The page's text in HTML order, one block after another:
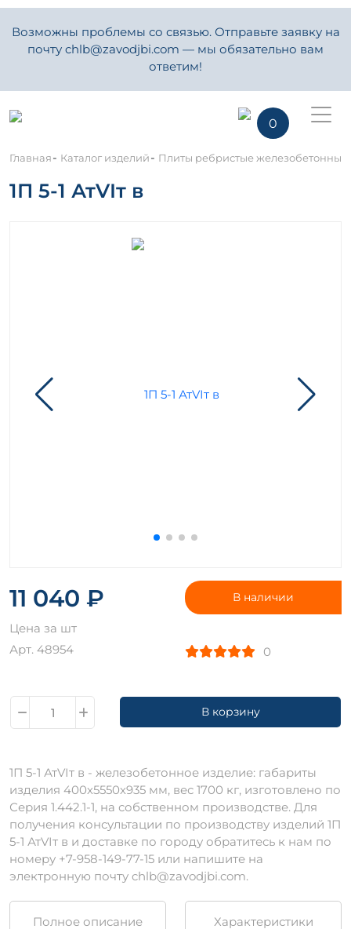
Возможны проблемы со связью. Отправьте заявку на
почту chlb@zavodjbi.com — мы обязательно вам
ответим!
0
Главная- Каталог изделий- Плиты ребристые железобетонные
1П 5-1 АтVIт в
11 040 ₽
Цена за шт
Арт. 48954
В наличии
0
В корзину
1П 5-1 АтVIт в - железобетонное изделие: габариты
изделия 400х5550х935 мм, вес 1700 кг, изготовлено по
Серия 1.442.1-1, на собственном производстве. Для
получения консультации по производству изделий 1П
5-1 АтVIт в и доставке по городу обратитесь к нам по
номеру +7-958-149-77-15 или напишите на
электронную почту chlb@zavodjbi.com.
Полное описание Характеристики